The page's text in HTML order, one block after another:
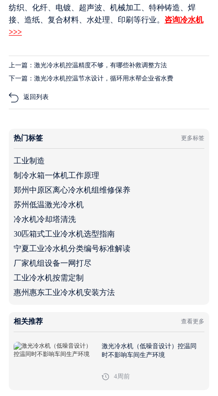
纺织、化纤、电镀、超声波、机械加工、特种铸造、焊
接、造纸、复合材料、水处理、印刷等行业。 咨询冷水机
>>>
上一篇：激光冷水机控温精度不够，有哪些补救调整方法
下一篇：激光冷水机控温节水设计，循环用水帮企业省水费
返回列表
热门标签 更多标签
工业制造
制冷水箱一体机工作原理
郑州中原区离心冷水机组维修保养
苏州低温激光冷水机
冷水机冷却塔清洗
30匹箱式工业冷水机选型指南
宁夏工业冷水机分类编号标准解读
厂家机组设备一网打尽
工业冷水机按需定制
惠州惠东工业冷水机安装方法
相关推荐 查看更多
激光冷水机（低噪音设计）控温同
时不影响车间生产环境
4周前